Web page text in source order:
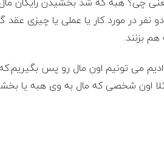
نفر در مورد کار یا عملی یا چیزی
بزنند.
می تونیم اون مال رو پس
اون شخصی که مال به وی هبه یا